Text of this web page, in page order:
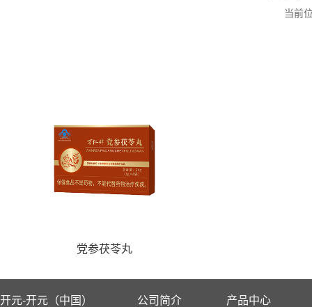
当前
党参茯苓丸
开元-开元（中国） 公司简介 产品中心